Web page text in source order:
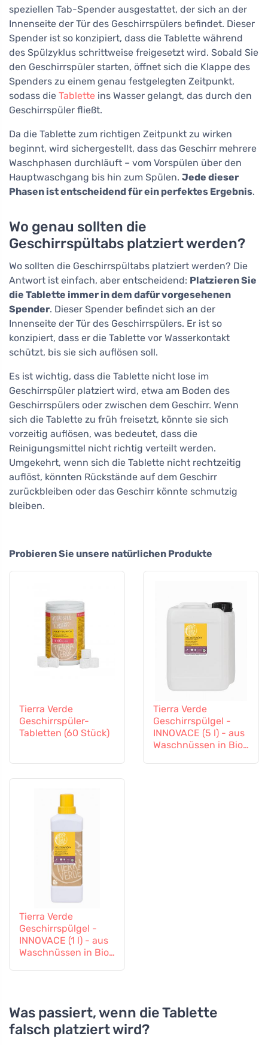
speziellen Tab-Spender ausgestattet, der sich an der
Innenseite der Tür des Geschirrspülers befindet. Dieser
Spender ist so konzipiert, dass die Tablette während
des Spülzyklus schrittweise freigesetzt wird. Sobald Sie
den Geschirrspüler starten, öffnet sich die Klappe des
Spenders zu einem genau festgelegten Zeitpunkt,
sodass die Tablette ins Wasser gelangt, das durch den
Geschirrspüler fließt.
Da die Tablette zum richtigen Zeitpunkt zu wirken
beginnt, wird sichergestellt, dass das Geschirr mehrere
Waschphasen durchläuft – vom Vorspülen über den
Hauptwaschgang bis hin zum Spülen. Jede dieser
Phasen ist entscheidend für ein perfektes Ergebnis.
Wo genau sollten die
Geschirrspültabs platziert werden?
Wo sollten die Geschirrspültabs platziert werden? Die
Antwort ist einfach, aber entscheidend: Platzieren Sie
die Tablette immer in dem dafür vorgesehenen
Spender. Dieser Spender befindet sich an der
Innenseite der Tür des Geschirrspülers. Er ist so
konzipiert, dass er die Tablette vor Wasserkontakt
schützt, bis sie sich auflösen soll.
Es ist wichtig, dass die Tablette nicht lose im
Geschirrspüler platziert wird, etwa am Boden des
Geschirrspülers oder zwischen dem Geschirr. Wenn
sich die Tablette zu früh freisetzt, könnte sie sich
vorzeitig auflösen, was bedeutet, dass die
Reinigungsmittel nicht richtig verteilt werden.
Umgekehrt, wenn sich die Tablette nicht rechtzeitig
auflöst, könnten Rückstände auf dem Geschirr
zurückbleiben oder das Geschirr könnte schmutzig
bleiben.
Probieren Sie unsere natürlichen Produkte
Tierra Verde
Geschirrspüler-
Tabletten (60 Stück)
Tierra Verde
Geschirrspülgel -
INNOVACE (5 l) - aus
Waschnüssen in Bio-
Tierra Verde
Geschirrspülgel -
INNOVACE (1 l) - aus
Waschnüssen in Bio-
Was passiert, wenn die Tablette
falsch platziert wird?